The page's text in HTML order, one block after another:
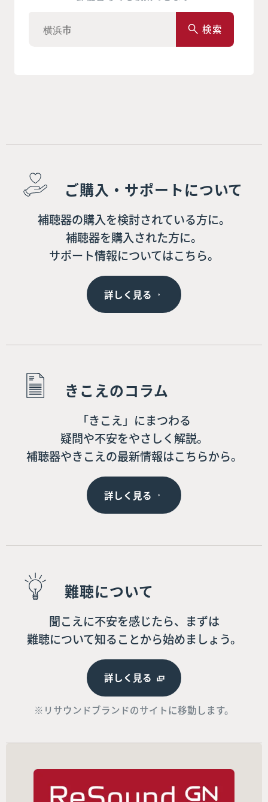
検索
ご購入・サポートについて
補聴器の購入を検討されている方に。
補聴器を購入された方に。
サポート情報についてはこちら。
詳しく見る
きこえのコラム
「きこえ」にまつわる
疑問や不安をやさしく解説。
補聴器やきこえの最新情報はこちらから。
詳しく見る
難聴について
聞こえに不安を感じたら、まずは
難聴について知ることから始めましょう。
詳しく見る
※リサウンドブランドのサイトに移動します。